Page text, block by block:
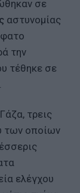
σε
αστυνομίας
την
τέθηκε σε
τρεις
των οποίων
ελέγχου